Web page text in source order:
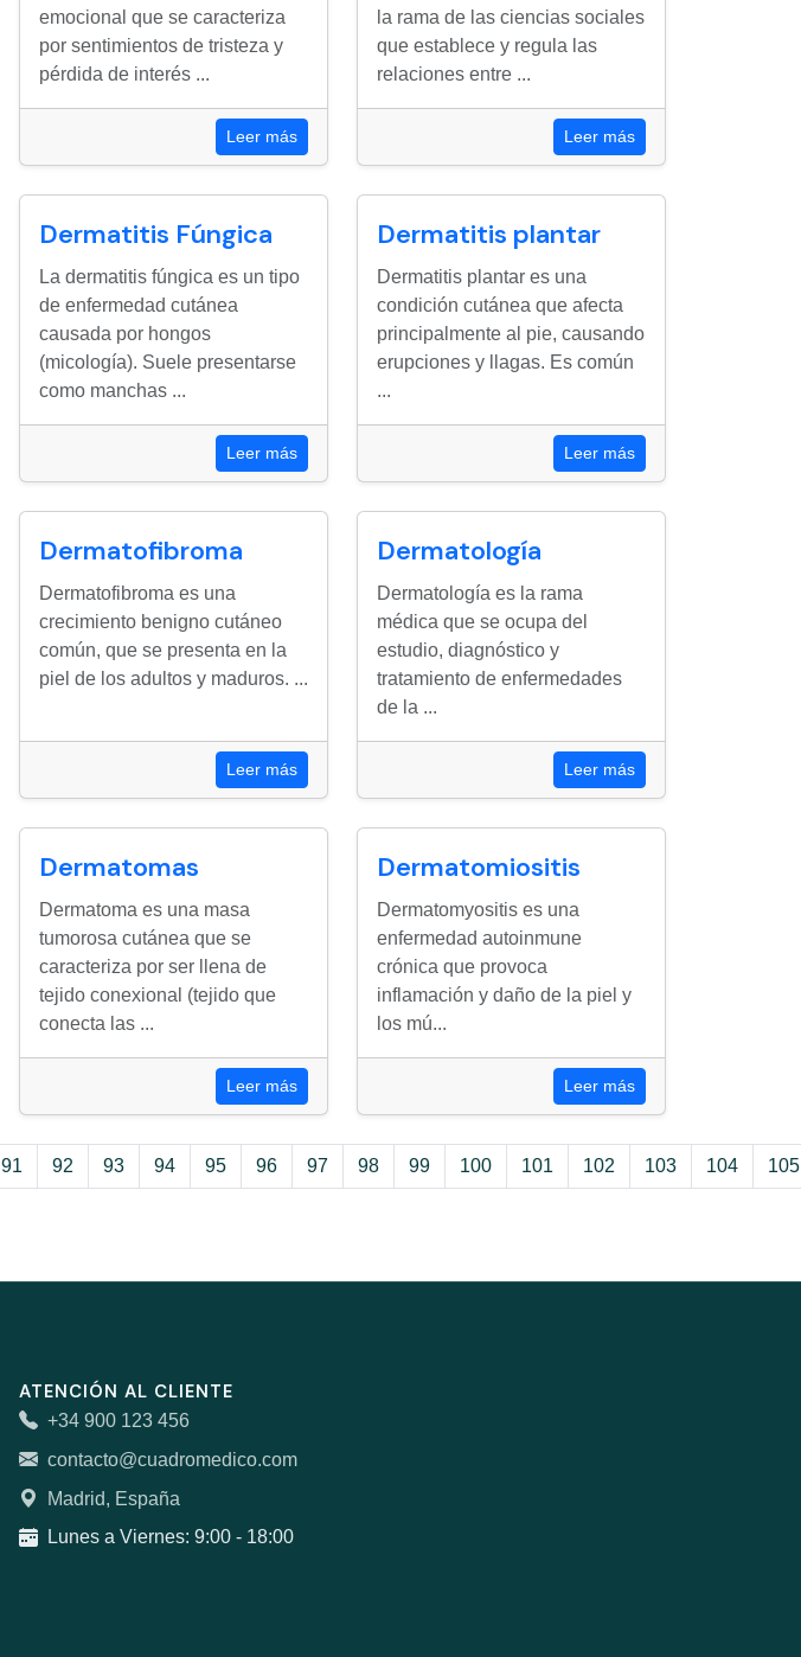
emocional que se caracteriza
por sentimientos de tristeza y
pérdida de interés ...
Leer más
la rama de las ciencias sociales
que establece y regula las
relaciones entre ...
Leer más
Dermatitis Fúngica
La dermatitis fúngica es un tipo
de enfermedad cutánea
causada por hongos
(micología). Suele presentarse
como manchas ...
Leer más
Dermatitis plantar
Dermatitis plantar es una
condición cutánea que afecta
principalmente al pie, causando
erupciones y llagas. Es común
...
Leer más
Dermatofibroma
Dermatofibroma es una
crecimiento benigno cutáneo
común, que se presenta en la
piel de los adultos y maduros. ...
Leer más
Dermatología
Dermatología es la rama
médica que se ocupa del
estudio, diagnóstico y
tratamiento de enfermedades
de la ...
Leer más
Dermatomas
Dermatoma es una masa
tumorosa cutánea que se
caracteriza por ser llena de
tejido conexional (tejido que
conecta las ...
Leer más
Dermatomiositis
Dermatomyositis es una
enfermedad autoinmune
crónica que provoca
inflamación y daño de la piel y
los mú...
Leer más
91 92 93 94 95 96 97 98 99 100 101 102 103 104 105
ATENCIÓN AL CLIENTE
+34 900 123 456
contacto@cuadromedico.com
Madrid, España
Lunes a Viernes: 9:00 - 18:00